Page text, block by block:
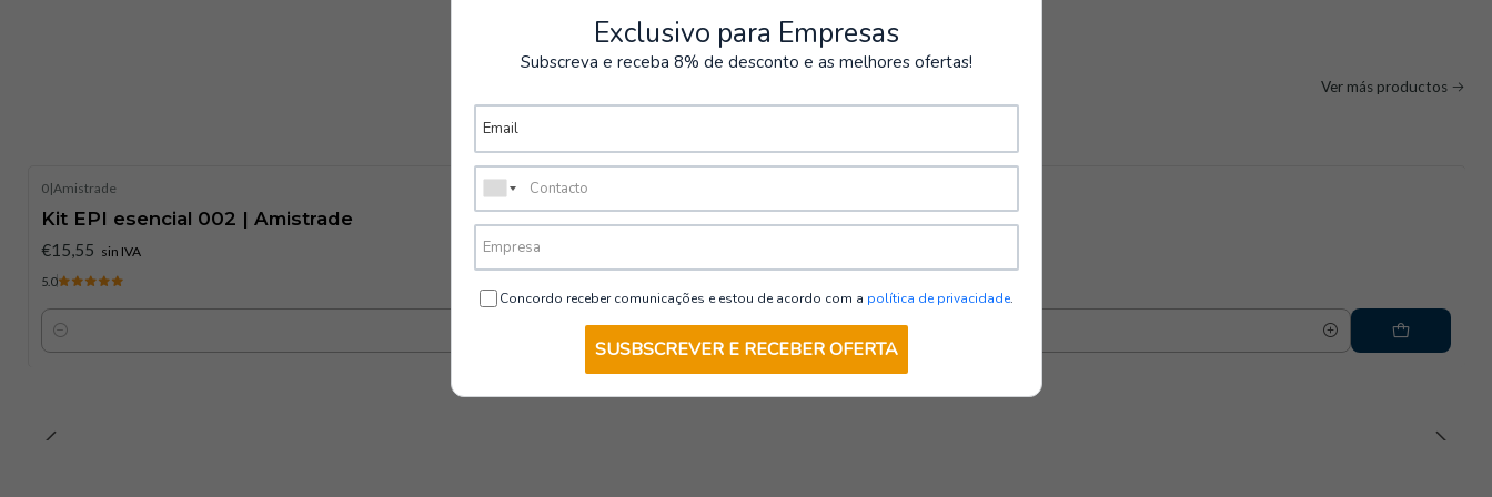
Imagen profesional
ideal para entornos que requieren una presentación más cuidada.
: personalización del logotipo de su empresa en el pecho.
Áreas de uso:
Construcción civil
Logística y transporte
Servicios de mantenimiento y técnicos
Trabajo al aire libre, expuesto al viento y a las variaciones de temperatura.
Packs Ver más productos
0|Amistrade
Kit EPI esencial 002 | Amistrade
€15,55 sin IVA
5.0
Cantidad
Exclusivo para Empresas
Subscreva e receba 8% de desconto e as melhores ofertas!
Concordo receber comunicações e estou de acordo com a política de privacidade.
SUSBSCREVER E RECEBER OFERTA